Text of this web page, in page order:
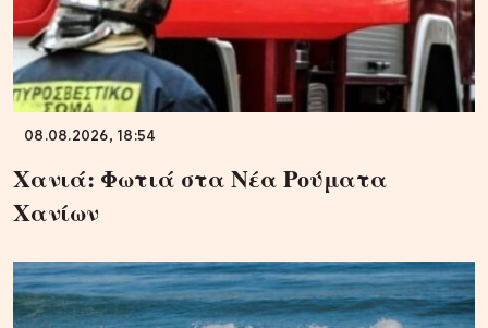
08.08.2026, 18:54
Χανιά: Φωτιά στα Νέα Ρούματα
Χανίων